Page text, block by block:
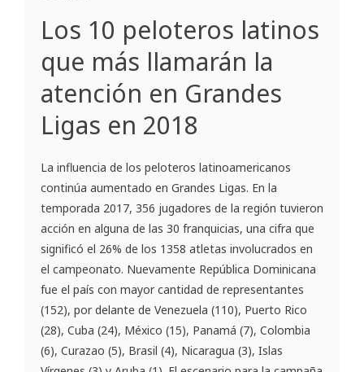
Los 10 peloteros latinos
que más llamarán la
atención en Grandes
Ligas en 2018
La influencia de los peloteros latinoamericanos
continúa aumentado en Grandes Ligas. En la
temporada 2017, 356 jugadores de la región tuvieron
acción en alguna de las 30 franquicias, una cifra que
significó el 26% de los 1358 atletas involucrados en
el campeonato. Nuevamente República Dominicana
fue el país con mayor cantidad de representantes
(152), por delante de Venezuela (110), Puerto Rico
(28), Cuba (24), México (15), Panamá (7), Colombia
(6), Curazao (5), Brasil (4), Nicaragua (3), Islas